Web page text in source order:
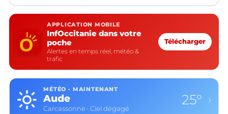
APPLICATION MOBILE
InfOccitanie dans votre
poche
Alertes en temps réel, météo &
trafic
Télécharger
MÉTÉO · MAINTENANT
Aude
Carcassonne · Ciel dégagé
25° ›